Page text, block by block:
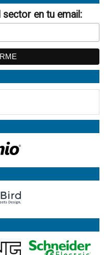
sector en tu email: